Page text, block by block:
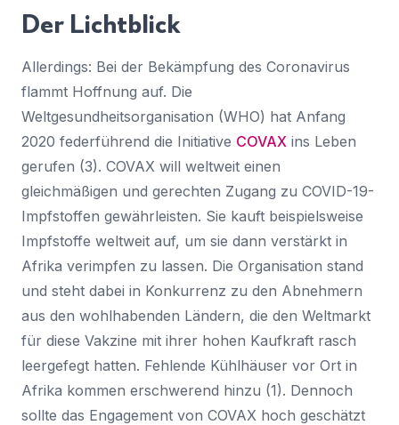
Der Lichtblick
Allerdings: Bei der Bekämpfung des Coronavirus
flammt Hoffnung auf. Die
Weltgesundheitsorganisation (WHO) hat Anfang
2020 federführend die Initiative COVAX ins Leben
gerufen (3). COVAX will weltweit einen
gleichmäßigen und gerechten Zugang zu COVID-19-
Impfstoffen gewährleisten. Sie kauft beispielsweise
Impfstoffe weltweit auf, um sie dann verstärkt in
Afrika verimpfen zu lassen. Die Organisation stand
und steht dabei in Konkurrenz zu den Abnehmern
aus den wohlhabenden Ländern, die den Weltmarkt
für diese Vakzine mit ihrer hohen Kaufkraft rasch
leergefegt hatten. Fehlende Kühlhäuser vor Ort in
Afrika kommen erschwerend hinzu (1). Dennoch
sollte das Engagement von COVAX hoch geschätzt